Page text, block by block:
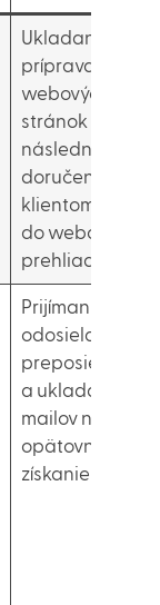
Ukladanie a
príprava
webových
stránok +
následné
doručenie
klientom (napr.
do webových
prehliadačov)
Prijímanie,
odosielanie,
preposielanie
a ukladanie e-
mailov na
opätovné
získanie